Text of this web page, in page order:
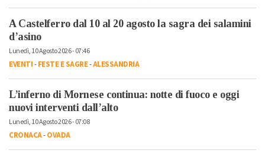
A Castelferro dal 10 al 20 agosto la sagra dei salamini
d’asino
Lunedì, 10 Agosto 2026 - 07:46
EVENTI-FESTE E SAGRE-ALESSANDRIA
L’inferno di Mornese continua: notte di fuoco e oggi
nuovi interventi dall’alto
Lunedì, 10 Agosto 2026 - 07:08
CRONACA-OVADA